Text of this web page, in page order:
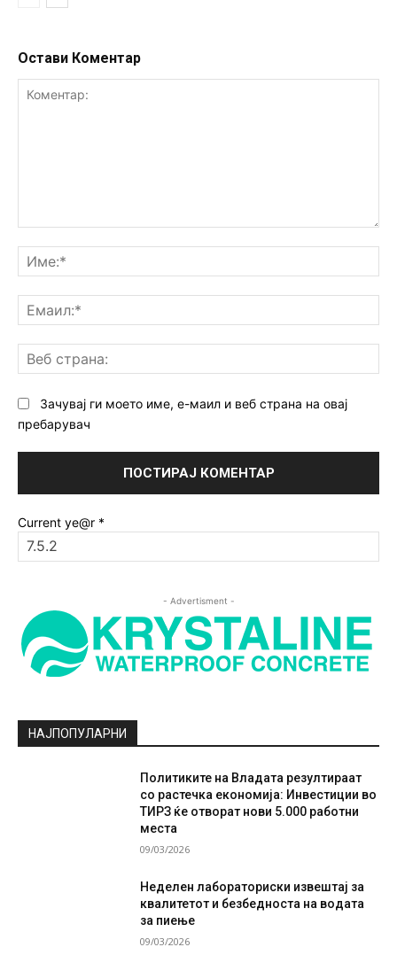
Остави Коментар
Зачувај ги моето име, е-маил и веб страна на овај
пребарувач
Current ye@r *
- Advertisment -
НАЈПОПУЛАРНИ
Политиките на Владата резултираат
со растечка економија: Инвестиции во
ТИРЗ ќе отворат нови 5.000 работни
места
09/03/2026
Неделен лабораториски извештај за
квалитетот и безбедноста на водата
за пиење
09/03/2026